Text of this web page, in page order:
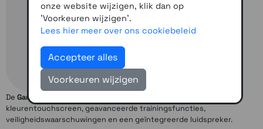
De Garmin Edge 1050
kleurentouchscreen, geavanceerde trainingsfuncties,
veiligheidswaarschuwingen en een geïntegreerde luidspreker.
onze website wijzigen, klik dan op
'Voorkeuren wijzigen'.
Lees hier meer over ons cookiebeleid
Accepteer alles
Voorkeuren wijzigen